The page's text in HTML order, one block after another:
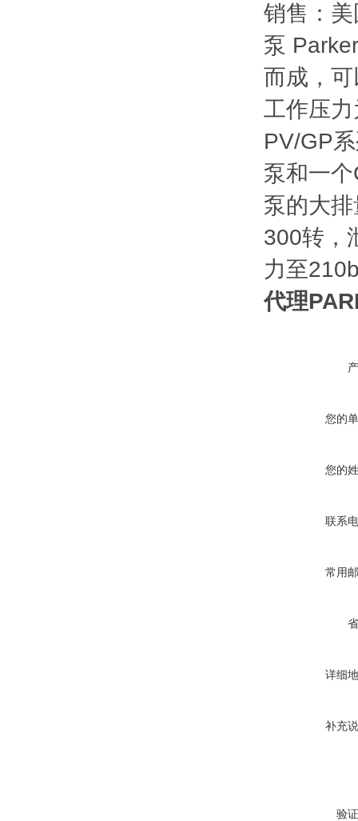
销售：
泵
而成，
工作压
PV/GP
泵和一
泵的大
300转，
力至
代理
您的
您的
联系
常用
详细
补充
验